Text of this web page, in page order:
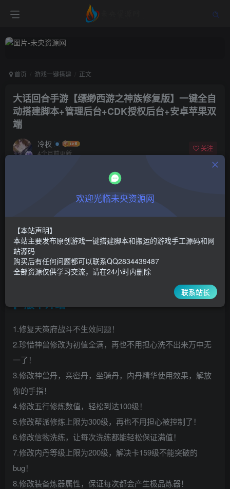
首页 游戏一键搭建 正文
大话回合手游【缥缈西游之神族修复版】一键全自
动搭建脚本+管理后台+CDK授权后台+安卓苹果双
端
冷权
4个月前更新
关注
￥9.9 ￥ 3000
版本介绍
1.修复天策府战斗不生效问题！
2.珍惜神兽修改为初值全满，再也不用担心洗不出来万中无
一了！
3.修改神兽丹，亲密丹，坐骑丹，内丹精华使用效果，解放
你的手指！
4.修改五行修炼数值，轻松到达100级！
5.修改帮派修炼上限为300级，再也不用担心被控制了！
6.修改信物洗练，让每次洗练都能轻松保证满值！
7.修改内丹等级上限为200级，解决卡159级不能突破的
bug！
8.修改装备炼器属性，保证每次都会产生极品炼器！
欢迎光临未央资源网
【本站声明】
本站主要发布原创游戏一键搭建脚本和搬运的游戏手工源码和网
站源码
购买后有任何问题都可以联系QQ2834439487
全部资源仅供学习交流，请在24小时内删除
联系站长